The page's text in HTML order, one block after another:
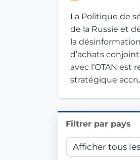
Innovation in
Check Some Votes (CSV)
Get Involved
Become a member:Join us
Volunteer:
La Politique de
de la Russie et
la
d’achats
avec l’OTAN
stratégique
Filtrer par pays